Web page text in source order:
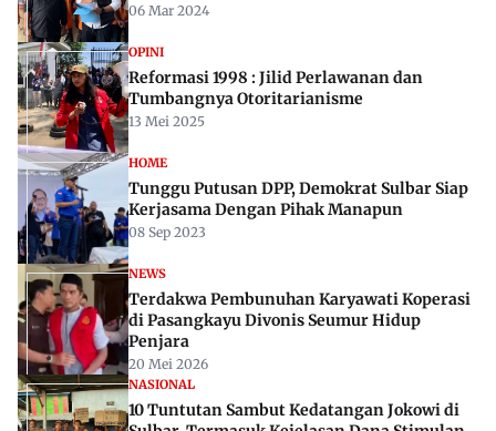
06 Mar 2024
OPINI
Reformasi 1998 : Jilid Perlawanan dan
Tumbangnya Otoritarianisme
13 Mei 2025
HOME
Tunggu Putusan DPP, Demokrat Sulbar Siap
Kerjasama Dengan Pihak Manapun
08 Sep 2023
NEWS
Terdakwa Pembunuhan Karyawati Koperasi
di Pasangkayu Divonis Seumur Hidup
Penjara
20 Mei 2026
NASIONAL
10 Tuntutan Sambut Kedatangan Jokowi di